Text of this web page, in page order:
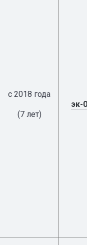
с 2018 года
(7 лет)
эк-